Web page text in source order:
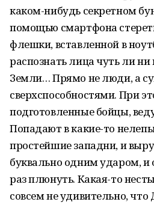
каком-нибудь секретном
помощью смартфона
флешки, вставленной в
распознать лица чуть ли
Земли… Прямо не люди, а
сверхспособностями. При
подготовленные бойцы,
Попадают в какие-то
простейшие западни, и
буквально одним ударом,
раз плюнуть. Какая-то
совсем не удивительно,